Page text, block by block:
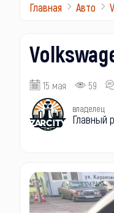
Главная Авто
15 мая 59
владелец
Главный